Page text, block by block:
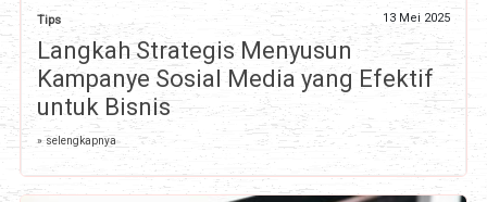
Tips 13 Mei 2025
Langkah Strategis Menyusun
Kampanye Sosial Media yang Efektif
untuk Bisnis
» selengkapnya